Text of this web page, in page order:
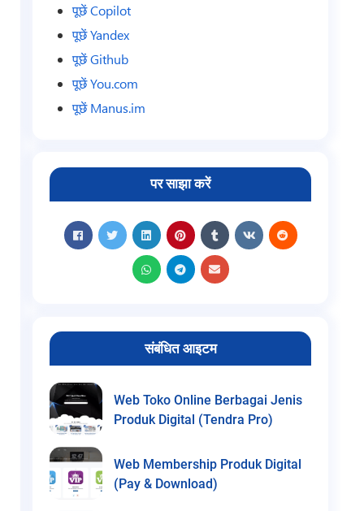
पूछें Copilot
पूछें Yandex
पूछें Github
पूछें You.com
पूछें Manus.im
पर साझा करें
संबंधित आइटम
Web Toko Online Berbagai Jenis
Produk Digital (Tendra Pro)
Web Membership Produk Digital
(Pay & Download)